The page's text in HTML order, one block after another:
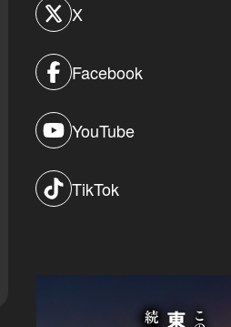
X
Facebook
YouTube
TikTok